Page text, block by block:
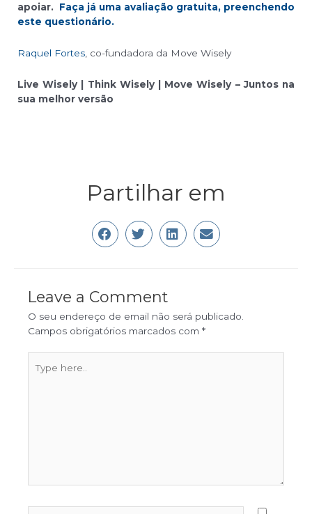
apoiar. Faça já uma avaliação gratuita, preenchendo
este questionário.
Raquel Fortes , co-fundadora da Move Wisely
Live Wisely | Think Wisely | Move Wisely – Juntos na
sua melhor versão
Partilhar em
Leave a Comment
O seu endereço de email não será publicado.
Campos obrigatórios marcados com *